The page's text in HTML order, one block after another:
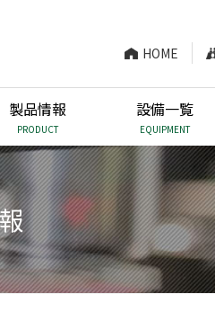
HOME
製品情報
PRODUCT
設備一覧
EQUIPMENT